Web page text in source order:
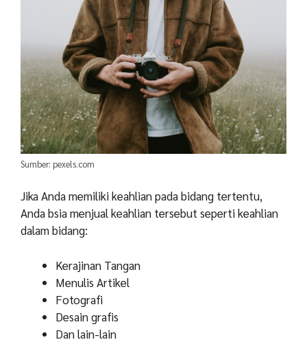
Sumber: pexels.com
Jika Anda memiliki keahlian pada bidang tertentu,
Anda bsia menjual keahlian tersebut seperti keahlian
dalam bidang:
Kerajinan Tangan
Menulis Artikel
Fotografi
Desain grafis
Dan lain-lain